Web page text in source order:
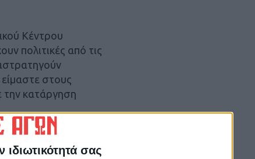
ιδιωτικότητά σας
Κέντρου
πολιτικές από τις
στους
την κατάργηση
όχι μόνο
Τεμπών, αλλά